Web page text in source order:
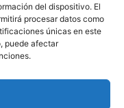
del dispositivo. El
procesar datos como
únicas en este
puede afectar